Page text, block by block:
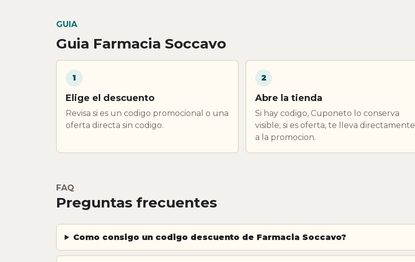
GUIA
Guia Farmacia Soccavo
1
Elige el descuento
Revisa si es un codigo promocional o una
oferta directa sin codigo.
2
Abre la tienda
Si hay codigo, Cuponeto lo conserva
visible; si es oferta, te lleva directamente
a la promocion.
FAQ
Preguntas frecuentes
Como consigo un codigo descuento de Farmacia Soccavo?